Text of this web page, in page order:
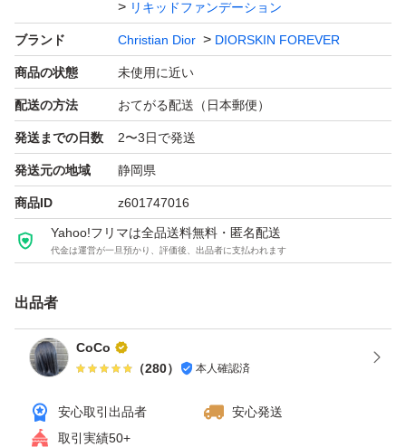
リキッドファンデーション
ブランド Christian Dior DIORSKIN FOREVER
商品の状態 未使用に近い
配送の方法 おてがる配送（日本郵便）
発送までの日数 2〜3日で発送
発送元の地域 静岡県
商品ID z601747016
Yahoo!フリマは全品送料無料・匿名配送
代金は運営が一旦預かり、評価後、出品者に支払われます
出品者
CoCo
（280） 本人確認済
安心取引出品者
安心発送
取引実績50+